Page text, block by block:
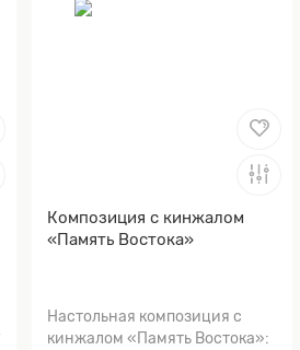
Композиция с кинжалом
«Память Востока»
Настольная композиция с
кинжалом «Память Востока»: